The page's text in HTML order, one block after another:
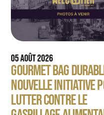
05 AOÛT 2026
GOURMET BAG
NOUVELLE INITIATIVE
LUTTER CONTRE LE